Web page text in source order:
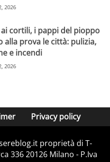
2026
ai cortili, i pappi del pioppo
alla prova le città: pulizia,
e incendi
2026
Privacy policy
proprietà di T-
336 20126 Milano - P.Iva